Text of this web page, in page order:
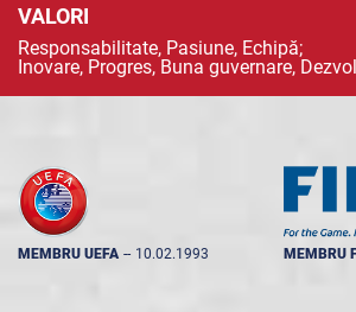
VALORI
Responsabilitate, Pasiune, Echipă;
Inovare, Progres, Buna guvernare,
MEMBRU UEFA -- 10.02.1993 MEMBRU